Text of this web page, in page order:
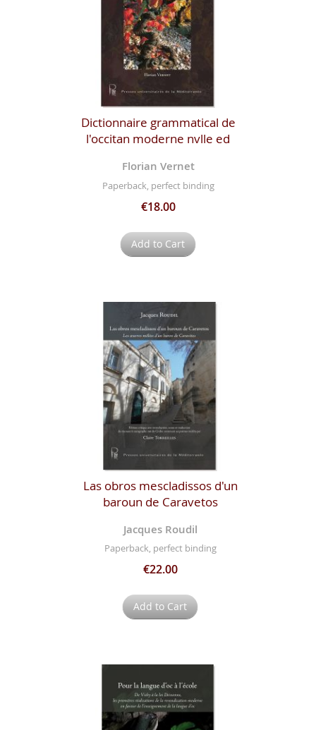
Dictionnaire grammatical de
l'occitan moderne nvlle ed
Florian Vernet
Paperback, perfect binding
€18.00
Add to Cart
Las obros mescladissos d'un
baroun de Caravetos
Jacques Roudil
Paperback, perfect binding
€22.00
Add to Cart